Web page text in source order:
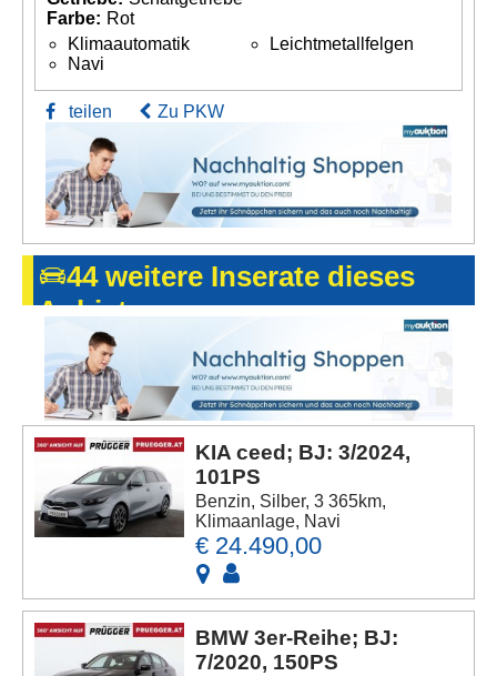
Farbe: Rot
Klimaautomatik
Leichtmetallfelgen
Navi
teilen Zu PKW
44 weitere Inserate dieses
Anbieters
KIA ceed; BJ: 3/2024,
101PS
Benzin, Silber, 3 365km,
Klimaanlage, Navi
€ 24.490,00
BMW 3er-Reihe; BJ:
7/2020, 150PS